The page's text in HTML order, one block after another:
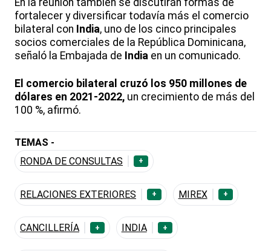
fortalecer y diversificar todavía más el comercio
bilateral con India, uno de los cinco principales
socios comerciales de la República Dominicana,
señaló la Embajada de India en un comunicado.
El comercio bilateral cruzó los 950 millones de
dólares en 2021-2022, un crecimiento de más del
100 %, afirmó.
TEMAS -
RONDA DE CONSULTAS
+
RELACIONES EXTERIORES + MIREX +
CANCILLERÍA + INDIA +